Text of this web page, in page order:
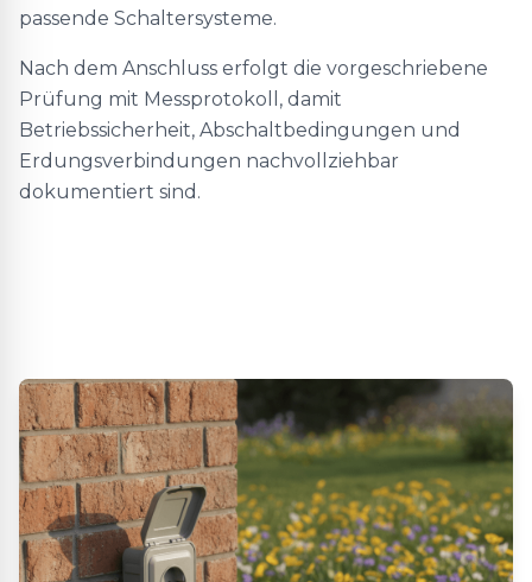
passende Schaltersysteme.
Nach dem Anschluss erfolgt die vorgeschriebene
Prüfung mit Messprotokoll, damit
Betriebssicherheit, Abschaltbedingungen und
Erdungsverbindungen nachvollziehbar
dokumentiert sind.